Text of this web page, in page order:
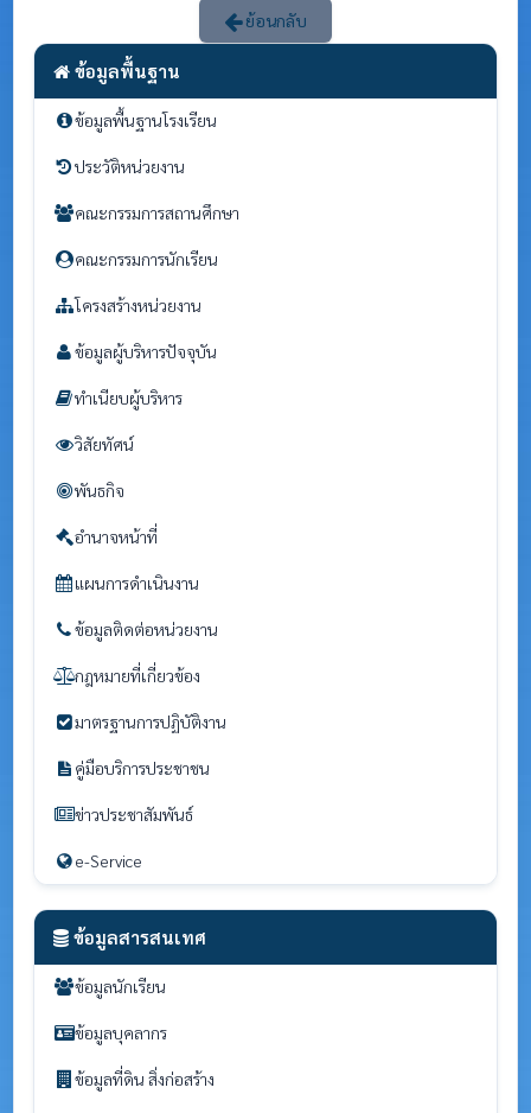
ข้อมูลพื้นฐาน
ข้อมูลพื้นฐานโรงเรียน
ประวัติหน่วยงาน
คณะกรรมการสถานศึกษา
คณะกรรมการนักเรียน
โครงสร้างหน่วยงาน
ข้อมูลผู้บริหารปัจจุบัน
ทำเนียบผู้บริหาร
วิสัยทัศน์
พันธกิจ
อำนาจหน้าที่
แผนการดำเนินงาน
ข้อมูลติดต่อหน่วยงาน
กฎหมายที่เกี่ยวข้อง
มาตรฐานการปฏิบัติงาน
คู่มือบริการประชาชน
ข่าวประชาสัมพันธ์
e-Service
ข้อมูลสารสนเทศ
ข้อมูลนักเรียน
ข้อมูลบุคลากร
ข้อมูลที่ดิน สิ่งก่อสร้าง
ย้อนกลับ